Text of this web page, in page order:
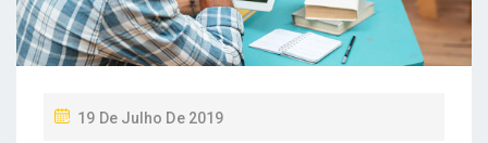
P
19 De Julho De 2019